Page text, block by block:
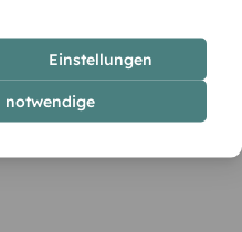
Einstellungen
notwendige